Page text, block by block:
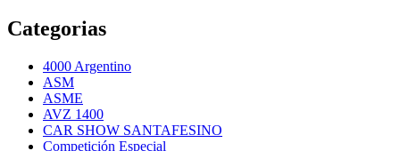
Categorias
4000 Argentino
ASM
ASME
AVZ 1400
CAR SHOW SANTAFESINO
Competición Especial